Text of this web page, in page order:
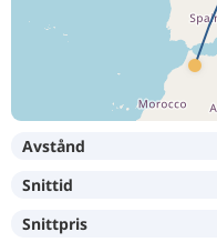
Avstånd
Snittid
Snittpris